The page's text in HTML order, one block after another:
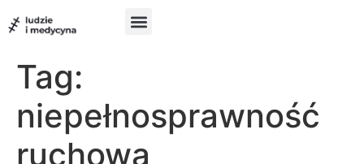
treści
Tag:
niepełnosprawność
ruchowa